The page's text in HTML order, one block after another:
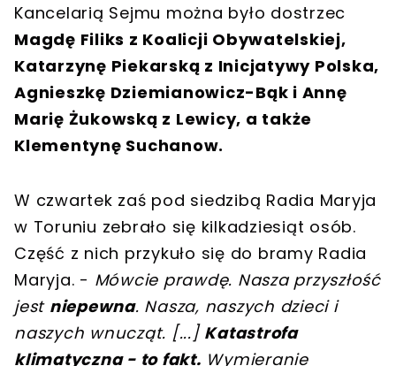
Kancelarią Sejmu można było dostrzec
Magdę Filiks z Koalicji Obywatelskiej,
Katarzynę Piekarską z Inicjatywy Polska,
Agnieszkę Dziemianowicz-Bąk i Annę
Marię Żukowską z Lewicy, a także
Klementynę Suchanow.
W czwartek zaś pod siedzibą Radia Maryja
w Toruniu zebrało się kilkadziesiąt osób.
Część z nich przykuło się do bramy Radia
Maryja. - Mówcie prawdę. Nasza przyszłość
jest niepewna. Nasza, naszych dzieci i
naszych wnucząt. [...] Katastrofa
klimatyczna - to fakt. Wymieranie